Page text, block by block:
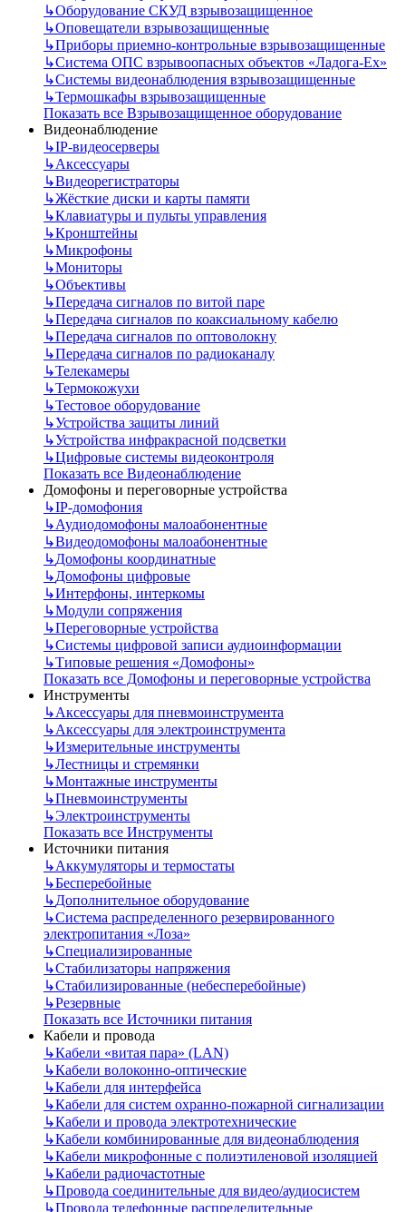
↳Оборудование СКУД взрывозащищенное
↳Оповещатели взрывозащищенные
↳Приборы приемно-контрольные взрывозащищенные
↳Система ОПС взрывоопасных объектов «Ладога-Ex»
↳Системы видеонаблюдения взрывозащищенные
↳Термошкафы взрывозащищенные
Показать все Взрывозащищенное оборудование
Видеонаблюдение
↳IP-видеосерверы
↳Аксессуары
↳Видеорегистраторы
↳Жёсткие диски и карты памяти
↳Клавиатуры и пульты управления
↳Кронштейны
↳Микрофоны
↳Мониторы
↳Объективы
↳Передача сигналов по витой паре
↳Передача сигналов по коаксиальному кабелю
↳Передача сигналов по оптоволокну
↳Передача сигналов по радиоканалу
↳Телекамеры
↳Термокожухи
↳Тестовое оборудование
↳Устройства защиты линий
↳Устройства инфракрасной подсветки
↳Цифровые системы видеоконтроля
Показать все Видеонаблюдение
Домофоны и переговорные устройства
↳IP-домофония
↳Аудиодомофоны малоабонентные
↳Видеодомофоны малоабонентные
↳Домофоны координатные
↳Домофоны цифровые
↳Интерфоны, интеркомы
↳Модули сопряжения
↳Переговорные устройства
↳Системы цифровой записи аудиоинформации
↳Типовые решения «Домофоны»
Показать все Домофоны и переговорные устройства
Инструменты
↳Аксессуары для пневмоинструмента
↳Аксессуары для электроинструмента
↳Измерительные инструменты
↳Лестницы и стремянки
↳Монтажные инструменты
↳Пневмоинструменты
↳Электроинструменты
Показать все Инструменты
Источники питания
↳Аккумуляторы и термостаты
↳Бесперебойные
↳Дополнительное оборудование
↳Система распределенного резервированного
электропитания «Лоза»
↳Специализированные
↳Стабилизаторы напряжения
↳Стабилизированные (небесперебойные)
↳Резервные
Показать все Источники питания
Кабели и провода
↳Кабели «витая пара» (LAN)
↳Кабели волоконно-оптические
↳Кабели для интерфейса
↳Кабели для систем охранно-пожарной сигнализации
↳Кабели и провода электротехнические
↳Кабели комбинированные для видеонаблюдения
↳Кабели микрофонные с полиэтиленовой изоляцией
↳Кабели радиочастотные
↳Провода соединительные для видео/аудиосистем
↳Провода телефонные распределительные